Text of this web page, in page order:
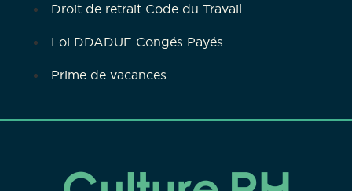
Droit de retrait Code du Travail
Loi DDADUE Congés Payés
Prime de vacances